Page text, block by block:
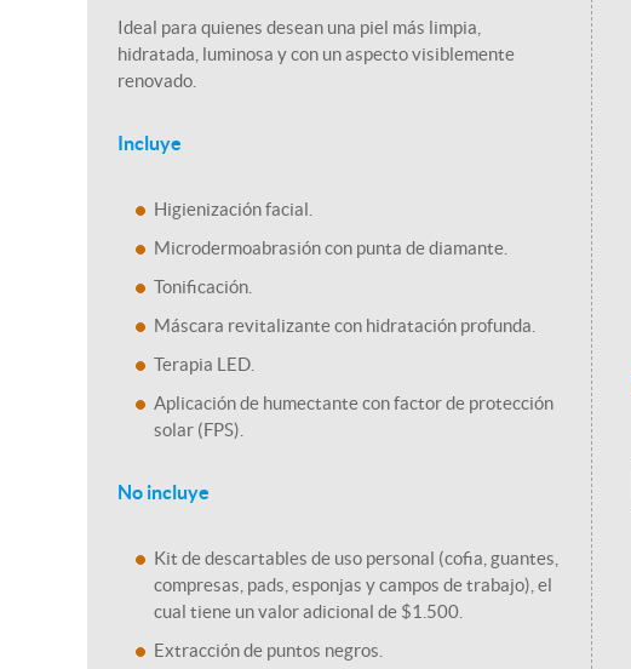
Ideal para quienes desean una piel más limpia,
hidratada, luminosa y con un aspecto visiblemente
renovado.
Incluye
Higienización facial.
Microdermoabrasión con punta de diamante.
Tonificación.
Máscara revitalizante con hidratación profunda.
Terapia LED.
Aplicación de humectante con factor de protección
solar (FPS).
No incluye
Kit de descartables de uso personal (cofia, guantes,
compresas, pads, esponjas y campos de trabajo), el
cual tiene un valor adicional de $1.500.
Extracción de puntos negros.